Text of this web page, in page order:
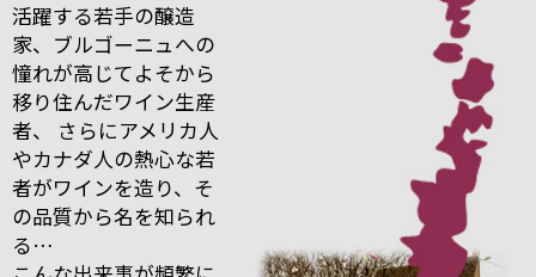
活躍する若手の醸造
家、ブルゴーニュへの
憧れが高じてよそから
移り住んだワイン生産
者、 さらにアメリカ人
やカナダ人の熱心な若
者がワインを造り、そ
の品質から名を知られ
る…